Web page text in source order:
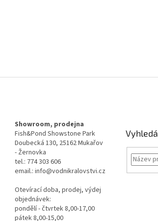
Showroom, prodejna
Fish&Pond Showstone Park
Doubecká 130, 25162 Mukařov
- Žernovka
tel.: 774 303 606
email.: info@vodnikralovstvi.cz
Otevírací doba, prodej, výdej
objednávek:
pondělí - čtvrtek 8,00-17,00
pátek 8,00-15,00